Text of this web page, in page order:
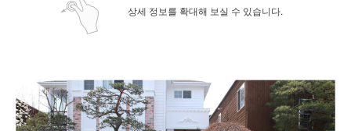
상세 정보를 확대해 보실 수 있습니다.